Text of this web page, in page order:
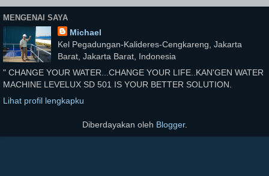
MENGENAI SAYA
Michael
Kel Pegadungan-Kalideres-Cengkareng, Jakarta
Barat, Jakarta Barat, Indonesia
" CHANGE YOUR WATER...CHANGE YOUR LIFE..KAN'GEN WATER
MACHINE LEVELUX SD 501 IS YOUR BETTER SOLUTION.
Lihat profil lengkapku
Diberdayakan oleh Blogger.